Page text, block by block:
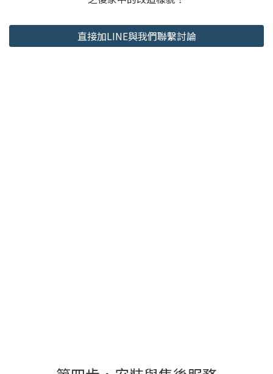
直接加LINE與我們聯繫討論